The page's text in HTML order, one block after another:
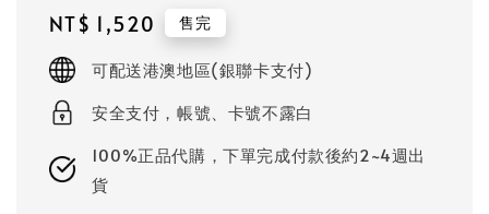
Regular
price
NT$ 1,520 售完
可配送港澳地區(銀聯卡支付)
安全支付，帳號、卡號不露白
100%正品代購，下單完成付款後約2~4週出
貨